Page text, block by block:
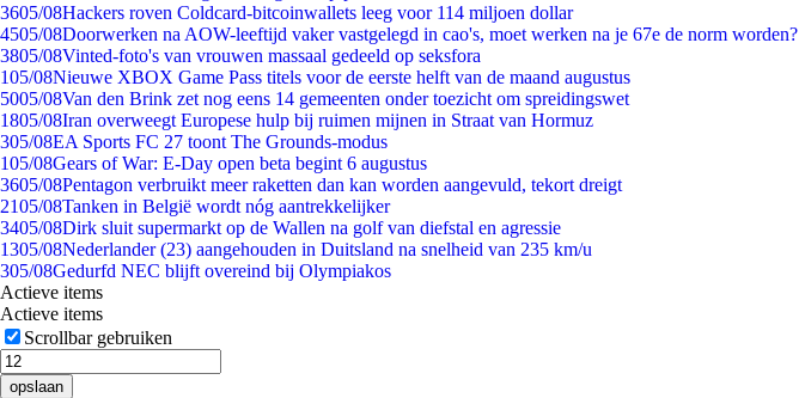
3605/08Hackers roven Coldcard-bitcoinwallets leeg voor 114 miljoen dollar
4505/08Doorwerken na AOW-leeftijd vaker vastgelegd in cao's, moet werken na je 67e de norm worden?
3805/08Vinted-foto's van vrouwen massaal gedeeld op seksfora
105/08Nieuwe XBOX Game Pass titels voor de eerste helft van de maand augustus
5005/08Van den Brink zet nog eens 14 gemeenten onder toezicht om spreidingswet
1805/08Iran overweegt Europese hulp bij ruimen mijnen in Straat van Hormuz
305/08EA Sports FC 27 toont The Grounds-modus
105/08Gears of War: E-Day open beta begint 6 augustus
3605/08Pentagon verbruikt meer raketten dan kan worden aangevuld, tekort dreigt
2105/08Tanken in België wordt nóg aantrekkelijker
3405/08Dirk sluit supermarkt op de Wallen na golf van diefstal en agressie
1305/08Nederlander (23) aangehouden in Duitsland na snelheid van 235 km/u
305/08Gedurfd NEC blijft overeind bij Olympiakos
Actieve items
Actieve items
Scrollbar gebruiken
opslaan